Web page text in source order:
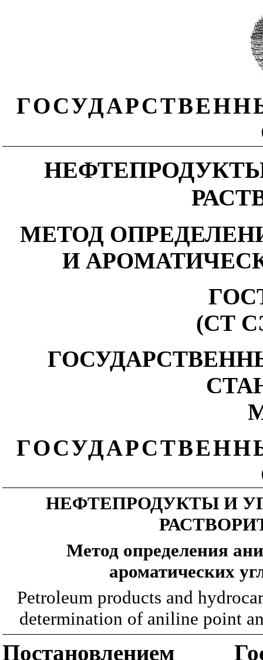
МЕТОД
И
(СТ
НЕФТЕПРОДУКТЫ И
Метод определения
ароматических
Petroleum products and
determination of aniline point
Постановлением